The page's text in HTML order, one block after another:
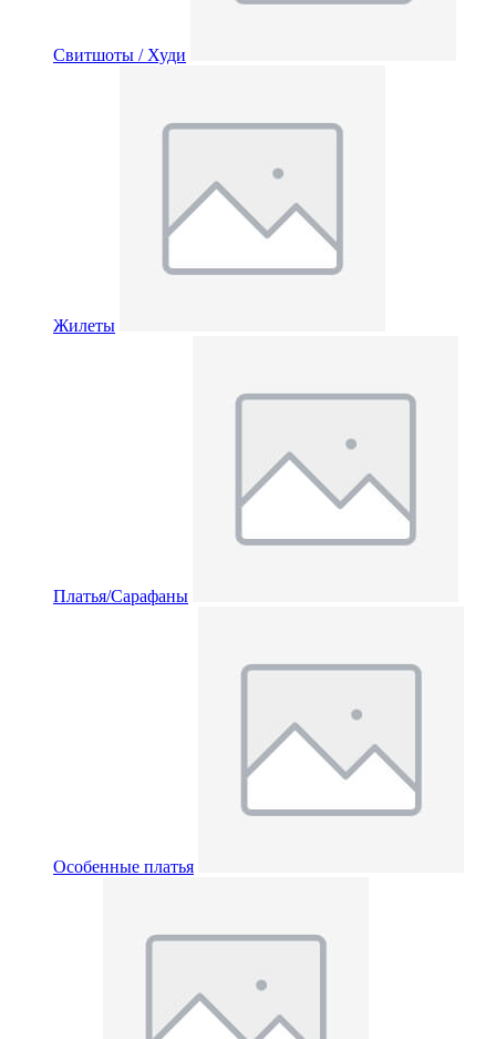
Свитшоты / Худи
Жилеты
Платья/Сарафаны
Особенные платья